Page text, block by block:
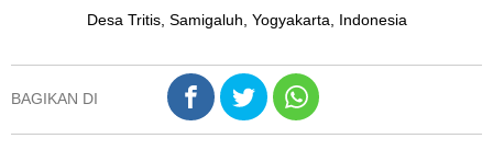
Desa Tritis, Samigaluh, Yogyakarta, Indonesia
BAGIKAN DI